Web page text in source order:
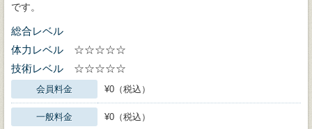
です。
総合レベル
体力レベル
☆☆☆☆☆
技術レベル
☆☆☆☆☆
会員料金 ¥0（税込）
一般料金 ¥0（税込）